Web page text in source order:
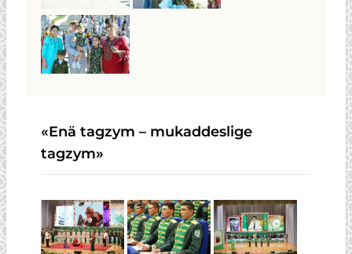
«Enä tagzym – mukaddeslige
tagzym»